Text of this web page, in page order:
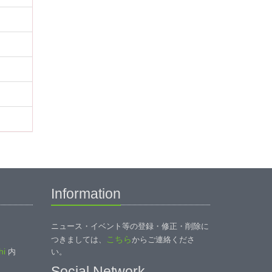
内
Information
ニュース・イベント等の登録・修正・削除に
つきましては、
こちらからご連絡くださ
い。